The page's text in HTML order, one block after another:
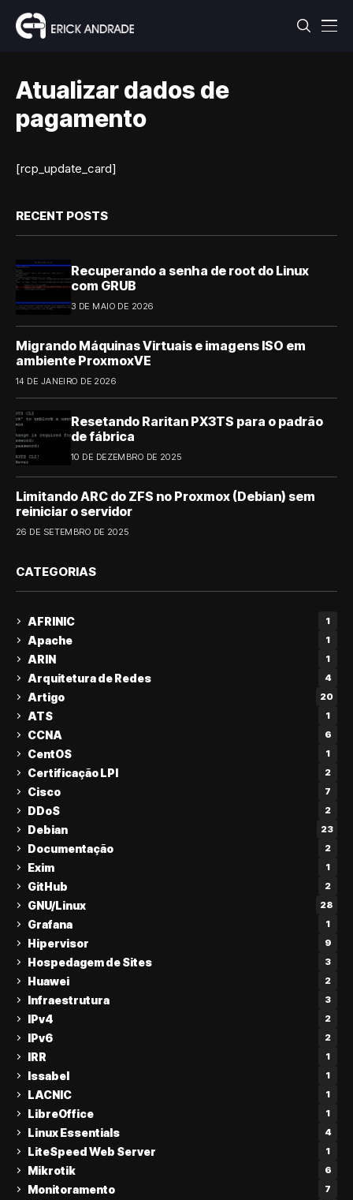
Atualizar dados de
pagamento
[rcp_update_card]
RECENT POSTS
Recuperando a senha de root do Linux
com GRUB
3 DE MAIO DE 2026
Migrando Máquinas Virtuais e imagens ISO em
ambiente ProxmoxVE
14 DE JANEIRO DE 2026
Resetando Raritan PX3TS para o padrão
de fábrica
10 DE DEZEMBRO DE 2025
Limitando ARC do ZFS no Proxmox (Debian) sem
reiniciar o servidor
26 DE SETEMBRO DE 2025
CATEGORIAS
AFRINIC 1
Apache 1
ARIN 1
Arquitetura de Redes 4
Artigo 20
ATS 1
CCNA 6
CentOS 1
Certificação LPI 2
Cisco 7
DDoS 2
Debian 23
Documentação 2
Exim 1
GitHub 2
GNU/Linux 28
Grafana 1
Hipervisor 9
Hospedagem de Sites 3
Huawei 2
Infraestrutura 3
IPv4 2
IPv6 2
IRR 1
Issabel 1
LACNIC 1
LibreOffice 1
Linux Essentials 4
LiteSpeed Web Server 1
Mikrotik 6
Monitoramento 7